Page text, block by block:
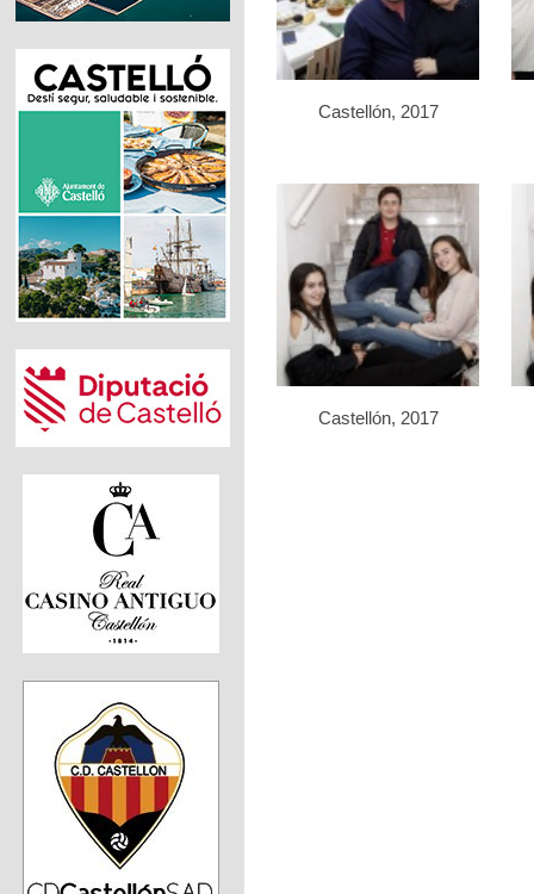
Castellón, 2017
Castellón, 2017